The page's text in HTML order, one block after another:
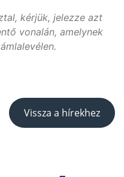
kérjük, jelezze azt
vonalán, amelynek
Vissza a hírekhez